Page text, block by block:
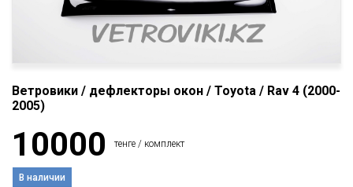
Ветровики / дефлекторы окон / Toyota / Rav 4 (2000-
2005)
10000 тенге / комплект
В наличии